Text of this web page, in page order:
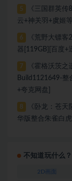
5
《三国群英
云+神关羽+虞姬
6
《荒野大镖
器[119GB][百度+
7
《霍格沃茨
Build1121649-整
+夸克网盘]
8
《卧龙：苍
华版整合朱雀白
不知道玩什么
2D画面